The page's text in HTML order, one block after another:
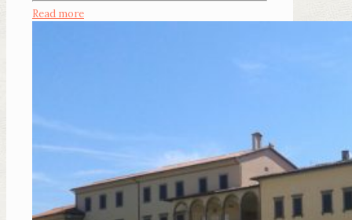
Read more